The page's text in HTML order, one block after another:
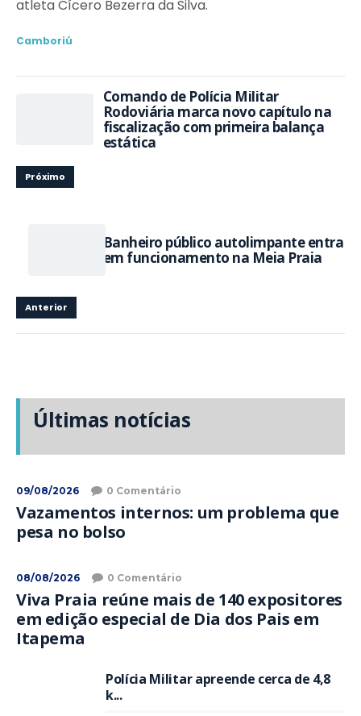
atleta Cícero Bezerra da Silva.
Camboriú
Comando de Polícia Militar
Rodoviária marca novo capítulo na
fiscalização com primeira balança
estática
Próximo
Banheiro público autolimpante entra
em funcionamento na Meia Praia
Anterior
Últimas notícias
09/08/2026 0 Comentário
Vazamentos internos: um problema que
pesa no bolso
08/08/2026 0 Comentário
Viva Praia reúne mais de 140 expositores
em edição especial de Dia dos Pais em
Itapema
Polícia Militar apreende cerca de 4,8
k...